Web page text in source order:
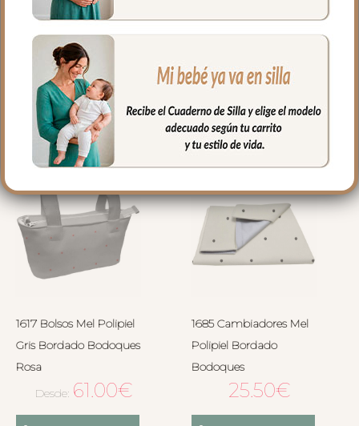
Gris Bordado Bodoques
58.00
Seleccionar opciones
Bodoques Rosa
1617 Bolsos Mel Polipiel
Gris Bordado Bodoques
Rosa
Desde: 61.00€
1685 Cambiadores Mel
Polipiel Bordado
Bodoques
25.50€